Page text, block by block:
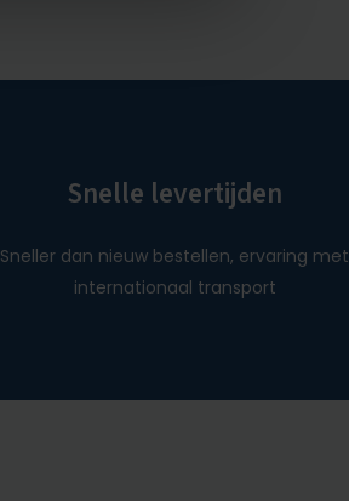
Snelle levertijden
Sneller dan nieuw bestellen, ervaring met
internationaal transport